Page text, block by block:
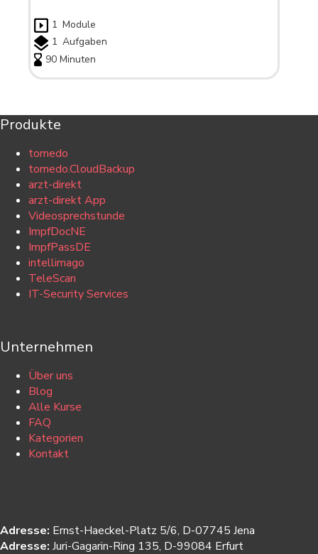
1 Module
1 Aufgaben
90 Minuten
Produkte
tomedo
tomedo.CloudBackup
arzt-direkt
arzt-direkt App
Videosprechstunde
ImpfDocNE
ImpfPassDE
intellimago
TeleScan
IT-Security Services
Unternehmen
Über uns
Blog
Alle Kurse
FAQ
Kategorien
Kontakt
Adresse: Ernst-Haeckel-Platz 5/6, D-07745 Jena
Adresse: Juri-Gagarin-Ring 135, D-99084 Erfurt